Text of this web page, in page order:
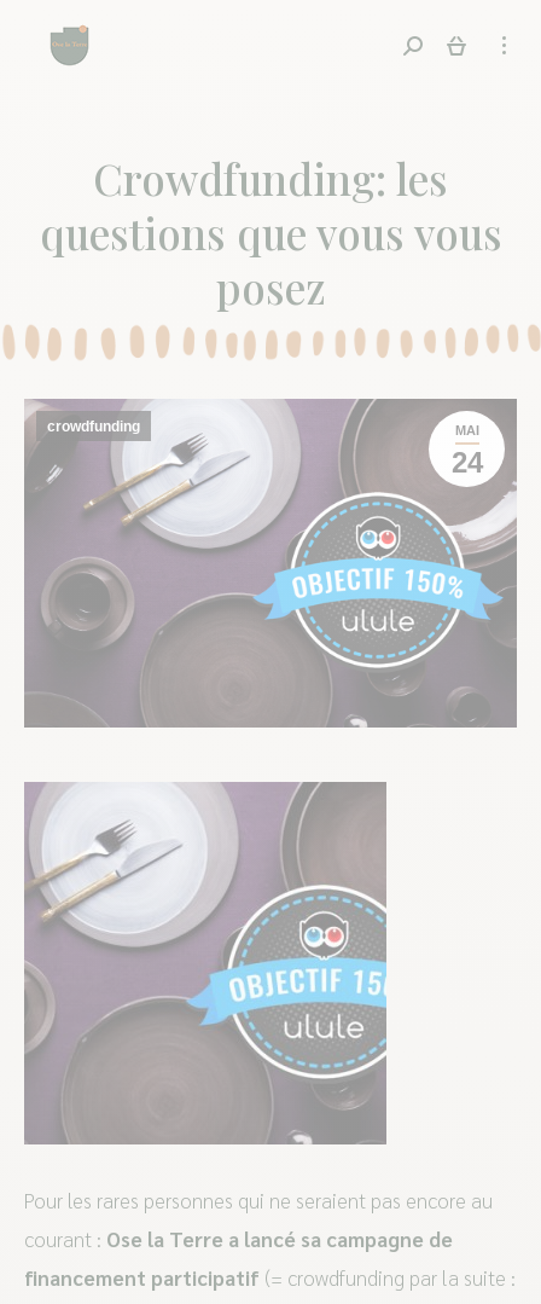
Recherche
Crowdfunding: les
questions que vous vous
posez
MAI
24
crowdfunding
Pour les rares personnes qui ne seraient pas encore au
courant : Ose la Terre a lancé sa campagne de
financement participatif (= crowdfunding par la suite :